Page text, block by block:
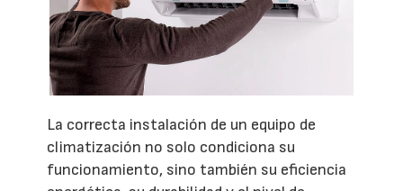
La correcta instalación de un equipo de
climatización no solo condiciona su
funcionamiento, sino también su eficiencia